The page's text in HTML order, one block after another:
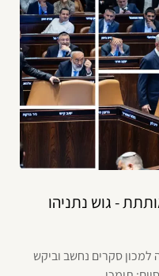
- גוש נתניהו
למכון סקרים נחשב וביקש